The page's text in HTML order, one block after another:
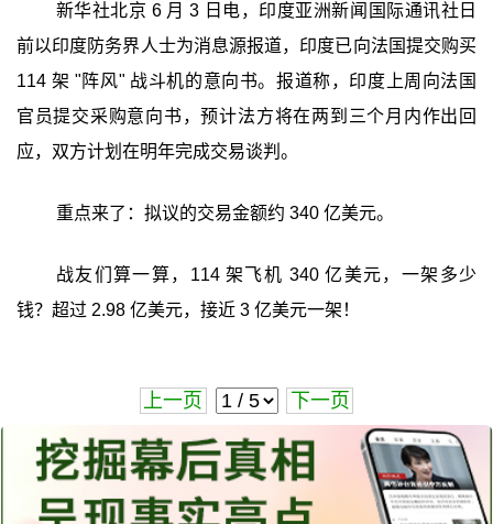
新华社北京 6 月 3 日电，印度亚洲新闻国际通讯社日
前以印度防务界人士为消息源报道，印度已向法国提交购买
114 架 "阵风" 战斗机的意向书。报道称，印度上周向法国
官员提交采购意向书，预计法方将在两到三个月内作出回
应，双方计划在明年完成交易谈判。
重点来了：拟议的交易金额约 340 亿美元。
战友们算一算，114 架飞机 340 亿美元，一架多少
钱？超过 2.98 亿美元，接近 3 亿美元一架！
上一页 下一页